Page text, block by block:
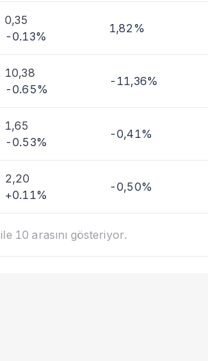
0,35
-0.13%
1,82%
10,38
-0.65%
-11,36%
1,65
-0.53%
-0,41%
2,20
+0.11%
-0,50%
10 arasını gösteriyor.